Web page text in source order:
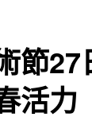
節
活力